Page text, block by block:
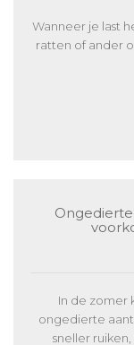
Wanneer je last
ratten of ander
Ongedierte
In de zomer
ongedierte
sneller